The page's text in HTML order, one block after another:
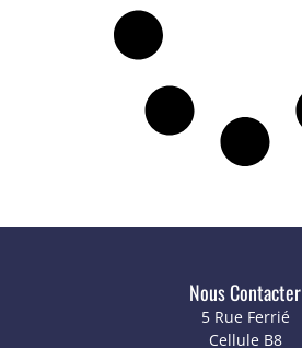
Nous Contacter
5 Rue Ferrié
Cellule B8